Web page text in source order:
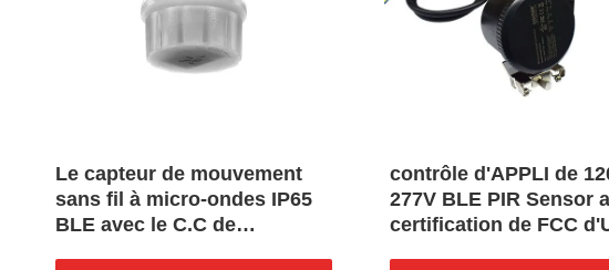
Le capteur de mouvement
sans fil à micro-ondes IP65
BLE avec le C.C de
contrôle d'APPLI de
277V BLE PIR Sensor
certification de FCC